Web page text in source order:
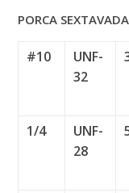
PORCA
#10
UNF-
32
1/4
UNF-
28